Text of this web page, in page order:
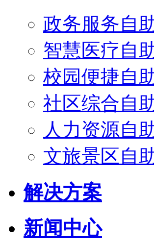
政务服务自
智慧医疗自
校园便捷自
社区综合自
人力资源自
文旅景区自
解决方案
新闻中心